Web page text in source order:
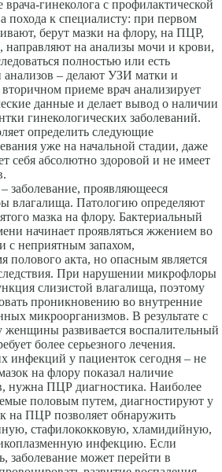
гинеколога с профилактической
похода к специалисту: при первом
берут мазки на флору, на ПЦР,
направляют на анализы мочи и крови,
полностью или есть
анализов – делают УЗИ матки и
приеме врач анализирует
данные и делает вывод о наличии
гинекологических заболеваний.
определить следующие
уже на начальной стадии, даже
себя абсолютно здоровой и не имеет
заболевание, проявляющееся
влагалища. Патологию определяют
мазка на флору. Бактериальный
начинает проявляться жжением во
с неприятным запахом,
полового акта, но опасным является
При нарушении микрофлоры
слизистой влагалища, поэтому
проникновению во внутренние
микроорганизмов. В результате с
женщины развивается воспалительный
более серьезного лечения.
у пациенток сегодня – не
на флору показал наличие
нужна ПЦР диагностика. Наиболее
половым путем, диагностируют у
на ПЦР позволяет обнаружить
стафилококковую, хламидийную,
инфекцию. Если
заболевание может перейти в